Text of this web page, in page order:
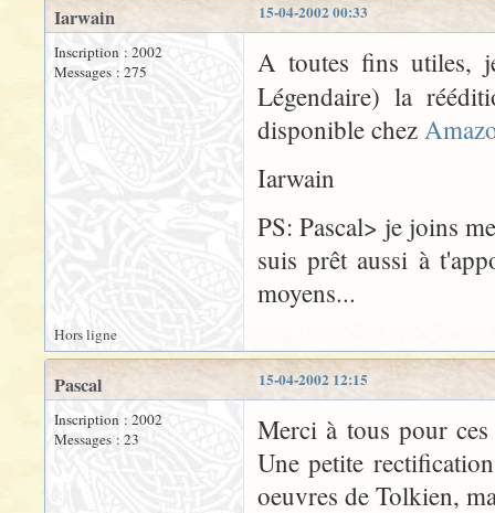
15-04-2002 00:33
Iarwain
Inscription : 2002
Messages : 275
A toutes fins utiles,
Légendaire) la
disponible chez
Iarwain
PS: Pascal> je joins
suis prêt aussi à
moyens...
Hors ligne
15-04-2002 12:15
Pascal
Inscription : 2002
Messages : 23
Merci à tous pour
Une petite
oeuvres de Tolkien,